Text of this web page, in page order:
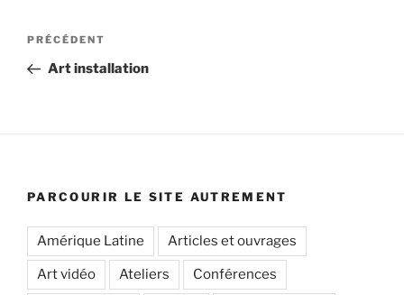
Navigation
l’article
Article
précédent
PRÉCÉDENT
Art installation
PARCOURIR LE SITE AUTREMENT
Amérique Latine Articles et ouvrages
Art vidéo Ateliers Conférences